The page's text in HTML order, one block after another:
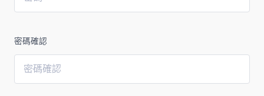
密碼確認